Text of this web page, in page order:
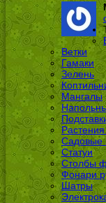
Ветки
Гамаки
Зелень
Мангалы
Садовые
Статуи
Столбы
Фонари
Шатры